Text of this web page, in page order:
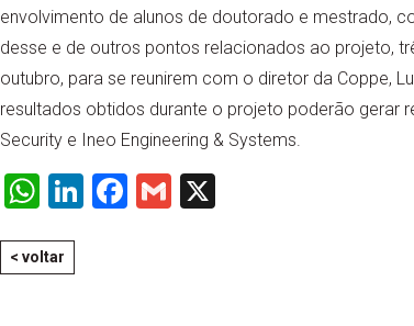
envolvimento de alunos de doutorado e mestrado,
desse e de outros pontos relacionados ao projeto,
outubro, para se reunirem com o diretor da Coppe,
resultados obtidos durante o projeto poderão gerar
Security e Ineo Engineering & Systems.
WhatsApp
LinkedIn
Facebook
Gmail
X
< voltar